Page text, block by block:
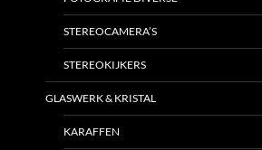
STEREOCAMERA’S
STEREOKIJKERS
GLASWERK & KRISTAL
KARAFFEN